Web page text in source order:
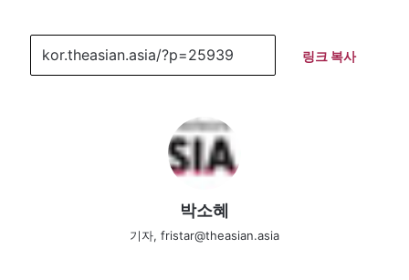
링크 복사
박소혜
기자, fristar@theasian.asia